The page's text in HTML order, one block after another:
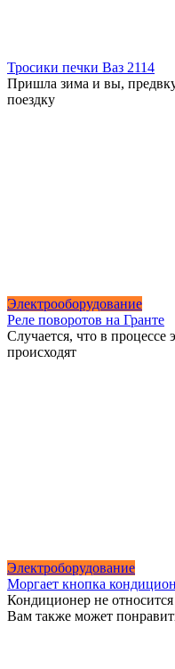
Тросики печки Ваз 2114
Пришла зима и вы,
поездку
Электрооборудование
Реле поворотов на Гранте
Случается, что в процессе
происходят
Электроборудование
Моргает кнопка
Кондиционер не
Вам также может